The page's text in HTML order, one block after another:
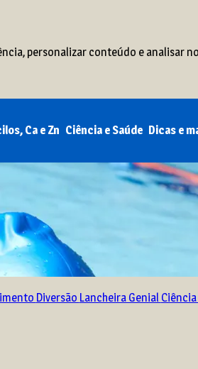
personalizar conteúdo e analisar
Ca e Zn Ciência e Saúde Dicas e
Diversão Lancheira Genial